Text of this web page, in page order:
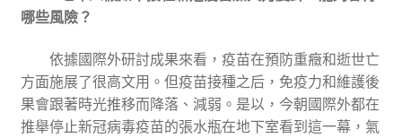
哪些風險？
依據國際外研討成果來看，疫苗在預防重癥和逝世亡
方面施展了很高文用。但疫苗接種之后，免疫力和維護後
果會跟著時光推移而降落、減弱。是以，今朝國際外都在
推舉停止新冠病毒疫苗的張水瓶在地下室看到這一幕，氣